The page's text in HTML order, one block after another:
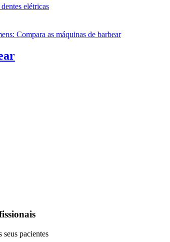
Compara as máquinas de barbear
seus pacientes